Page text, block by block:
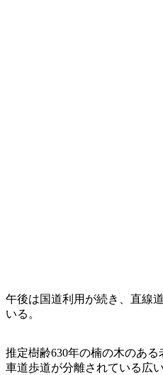
午後は国道利用が続き、直線
いる。
推定樹齢630年の楠の木のあ
車道歩道が分離されている広